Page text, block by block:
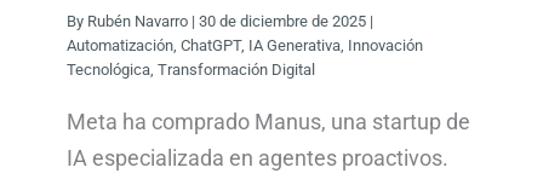
By Rubén Navarro |30 de diciembre de 2025 |
Automatización ,ChatGPT, IA Generativa Innovación
Tecnológica ,Transformación Digital
Meta ha comprado Manus, una startup de
IA especializada en agentes proactivos.